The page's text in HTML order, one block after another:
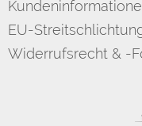
EU-
Widerrufsrecht & -